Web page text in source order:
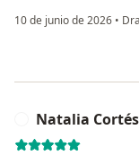
10 de junio de 2026 •
Natalia Cortés